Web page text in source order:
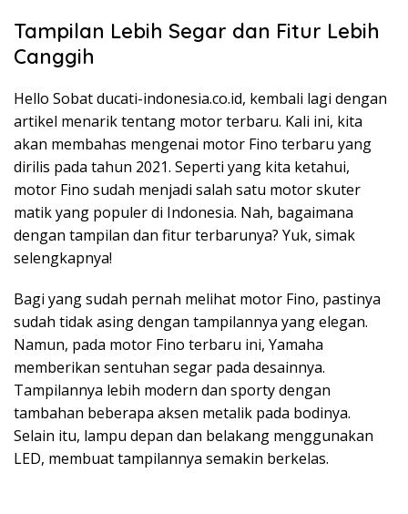
Tampilan Lebih Segar dan Fitur Lebih
Canggih
Hello Sobat ducati-indonesia.co.id, kembali lagi dengan
artikel menarik tentang motor terbaru. Kali ini, kita
akan membahas mengenai motor Fino terbaru yang
dirilis pada tahun 2021. Seperti yang kita ketahui,
motor Fino sudah menjadi salah satu motor skuter
matik yang populer di Indonesia. Nah, bagaimana
dengan tampilan dan fitur terbarunya? Yuk, simak
selengkapnya!
Bagi yang sudah pernah melihat motor Fino, pastinya
sudah tidak asing dengan tampilannya yang elegan.
Namun, pada motor Fino terbaru ini, Yamaha
memberikan sentuhan segar pada desainnya.
Tampilannya lebih modern dan sporty dengan
tambahan beberapa aksen metalik pada bodinya.
Selain itu, lampu depan dan belakang menggunakan
LED, membuat tampilannya semakin berkelas.